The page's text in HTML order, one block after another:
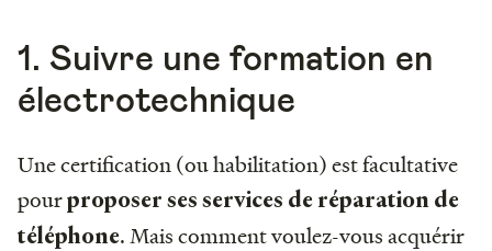
1. Suivre une formation en
électrotechnique
Une certification (ou habilitation) est facultative
pourproposer ses services de réparation de
téléphone. Mais comment voulez-vous acquérir